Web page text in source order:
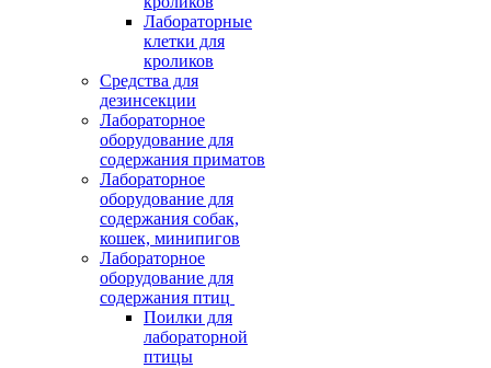
Лабораторные
клетки для
кроликов
Средства для
дезинсекции
Лабораторное
оборудование для
содержания приматов
Лабораторное
оборудование для
содержания собак,
кошек, минипигов
Лабораторное
оборудование для
содержания птиц
Поилки для
лабораторной
птицы